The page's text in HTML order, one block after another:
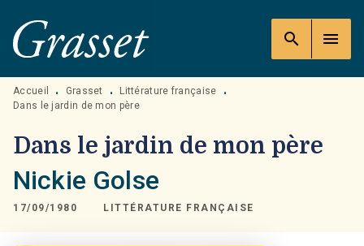
MENU RECHERCHE
PIED DE PAGE
search menu
Accueil • Grasset • Littérature française
•
Dans le jardin de mon père
Dans le jardin de mon père
Nickie Golse
17/09/1980 LITTÉRATURE FRANÇAISE